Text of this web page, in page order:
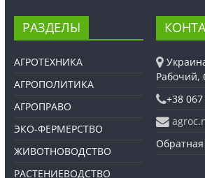
РАЗДЕЛЫ
АГРОТЕХНИКА
АГРОПОЛИТИКА
АГРОПРАВО
ЭКО-ФЕРМЕРСТВО
ЖИВОТНОВОДСТВО
РАСТЕНИЕВОДСТВО
Рабочий,
+38
Обратная